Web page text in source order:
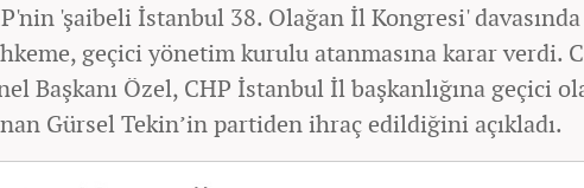
'şaibeli İstanbul 38. Olağan İl Kongresi' davasında
geçici yönetim kurulu atanmasına karar verdi.
Başkanı Özel, CHP İstanbul İl başkanlığına geçici
Gürsel Tekin’in partiden ihraç edildiğini açıkladı.